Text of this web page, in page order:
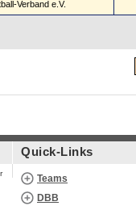
Verband e.V.
Quick-Links
Teams
DBB